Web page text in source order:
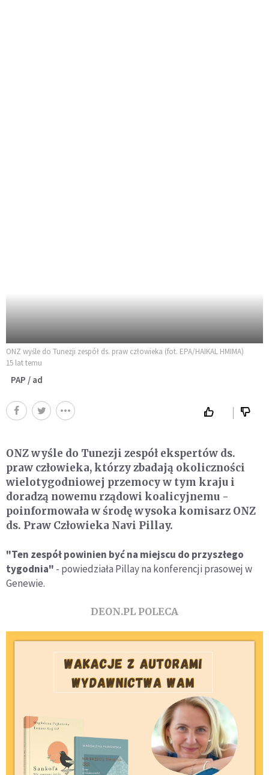
ONZ wyśle do Tunezji zespół ds. praw człowieka (fot. EPA/HAIKAL HMIMA)
15 lat temu
PAP / ad
ONZ wyśle do Tunezji zespół ekspertów ds.
praw człowieka, którzy zbadają okoliczności
wielotygodniowej przemocy w tym kraju i
doradzą nowemu rządowi koalicyjnemu -
poinformowała w środę wysoka komisarz ONZ
ds. Praw Człowieka Navi Pillay.
"Ten zespół powinien być na miejscu do przyszłego
tygodnia" - powiedziała Pillay na konferencji prasowej w
Genewie.
DEON.PL POLECA